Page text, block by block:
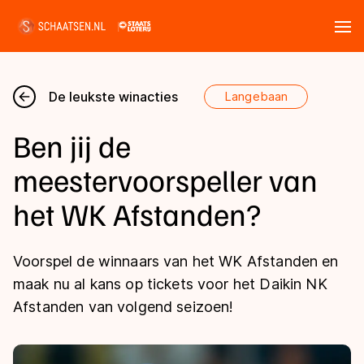
Nieuws
Kalender
Disciplines
Langebaan
Shorttrack
Uitslagen
Langebaan
Tijden & historie
Ranglijsten Langebaan
De leukste winacties Langebaan
Ben jij de
meestervoorspeller van
het WK Afstanden?
Voorspel de winnaars van het WK Afstanden en
maak nu al kans op tickets voor het Daikin NK
Afstanden van volgend seizoen!